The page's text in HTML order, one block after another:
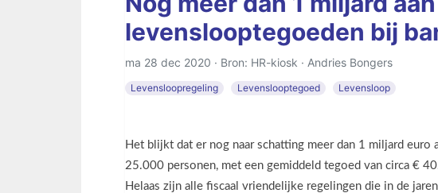
levenslooptegoeden bij
ma 28 dec 2020 · Bron: HR-kiosk · Andries Bongers
Levensloopregeling Levenslooptegoed Levensloop
Het blijkt dat er nog naar schatting meer dan 1 miljard
25.000 personen, met een gemiddeld tegoed van circa €
Helaas zijn alle fiscaal vriendelijke regelingen die in de